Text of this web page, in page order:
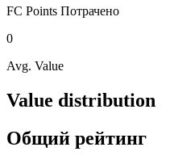
FC Points Потрачено
0
Avg. Value
Value distribution
Общий рейтинг